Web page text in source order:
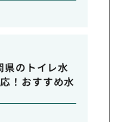
県のトイレ水
！おすすめ水